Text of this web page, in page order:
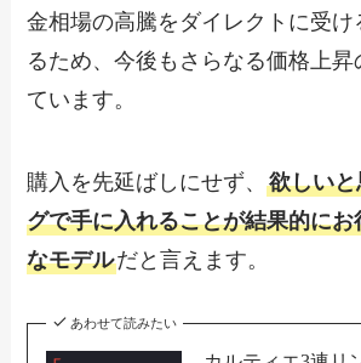
金相場の高騰をダイレクトに受け
るため、今後もさらなる価格上
ています。
購入を先延ばしにせず、欲しい
グで手に入れることが結果的に
なモデルだと言えます。
あわせて読みたい